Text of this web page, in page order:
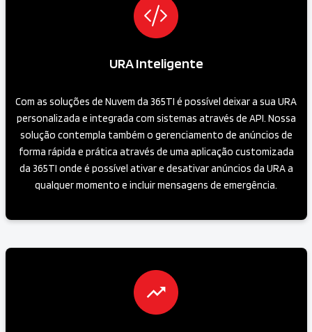
URA Inteligente
Com as soluções de Nuvem da 365TI é possível deixar a sua URA
personalizada e integrada com sistemas através de API. Nossa
solução contempla também o gerenciamento de anúncios de
forma rápida e prática através de uma aplicação customizada
da 365TI onde é possível ativar e desativar anúncios da URA a
qualquer momento e incluir mensagens de emergência.